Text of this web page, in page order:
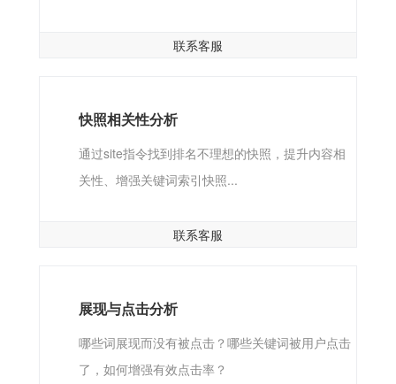
联系客服
快照相关性分析
通过site指令找到排名不理想的快照，提升内容相
关性、增强关键词索引快照...
联系客服
展现与点击分析
哪些词展现而没有被点击？哪些关键词被用户点击
了，如何增强有效点击率？